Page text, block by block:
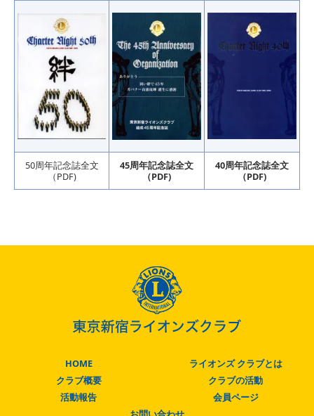
50周年記念誌全文
（PDF)
45周年記念誌全文
（PDF)
40周年記念誌全文
（PDF)
HOME
ライオンズ クラブとは
クラブ概要
クラブの活動
活動報告
会員ページ